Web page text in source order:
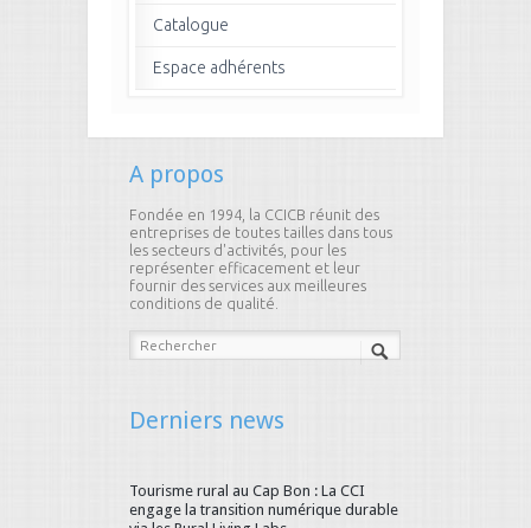
Catalogue
Espace adhérents
A propos
Fondée en 1994, la CCICB réunit des
entreprises de toutes tailles dans tous
les secteurs d'activités, pour les
représenter efficacement et leur
fournir des services aux meilleures
conditions de qualité.
Derniers news
Tourisme rural au Cap Bon : La CCI
engage la transition numérique durable